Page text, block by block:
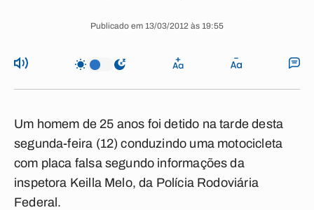
Publicado em 13/03/2012 às 19:55
Um homem de 25 anos foi detido na tarde desta
segunda-feira (12) conduzindo uma motocicleta
com placa falsa segundo informações da
inspetora Keilla Melo, da Polícia Rodoviária
Federal.